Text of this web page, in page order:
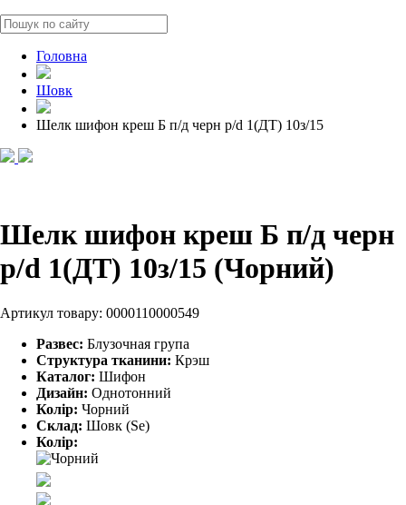
Головна
Шовк
Шелк шифон креш Б п/д черн p/d 1(ДТ) 10з/15
Шелк шифон креш Б п/д черн
p/d 1(ДТ) 10з/15 (Чорний)
Артикул товару: 0000110000549
Развес: Блузочная група
Структура тканини: Крэш
Каталог: Шифон
Дизайн: Однотонний
Колір: Чорний
Склад: Шовк (Se)
Колір: